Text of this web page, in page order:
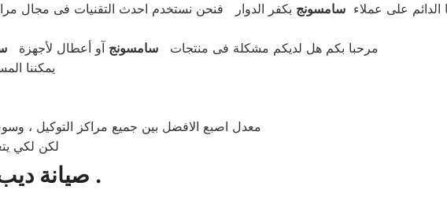
الدائم على عملاء سامسونج بكفر الدوار فنحن نستخدم احدث التقنيات فى مجال
مرحبا بكم هل لديكم مشكلة فى منتجات سامسونج آو أعطال لأجهزة
يمكننا
معدل اصبع الافضل بين جميع مراكز التوكيل ،
لكن لكي
صيانة ديب فريزر سامسونج كفر الدوار .